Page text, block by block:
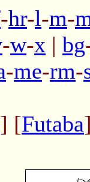
-hr-l-m-
-w-x | bg
-me-rm-
] [Futaba